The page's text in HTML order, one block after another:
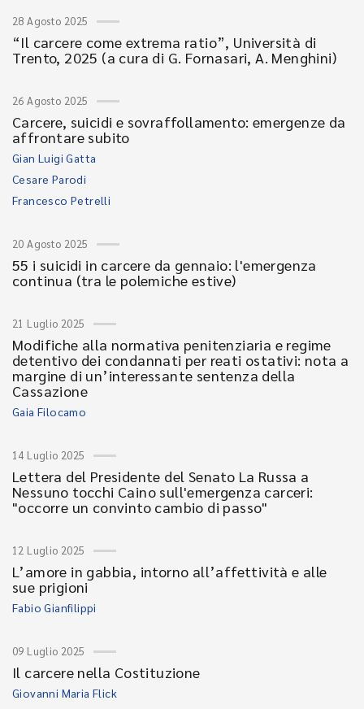
28 Agosto 2025
“Il carcere come extrema ratio”, Università di
Trento, 2025 (a cura di G. Fornasari, A. Menghini)
26 Agosto 2025
Carcere, suicidi e sovraffollamento: emergenze da
affrontare subito
Gian Luigi Gatta
Cesare Parodi
Francesco Petrelli
20 Agosto 2025
55 i suicidi in carcere da gennaio: l'emergenza
continua (tra le polemiche estive)
21 Luglio 2025
Modifiche alla normativa penitenziaria e regime
detentivo dei condannati per reati ostativi: nota a
margine di un’interessante sentenza della
Cassazione
Gaia Filocamo
14 Luglio 2025
Lettera del Presidente del Senato La Russa a
Nessuno tocchi Caino sull'emergenza carceri:
"occorre un convinto cambio di passo"
12 Luglio 2025
L’amore in gabbia, intorno all’affettività e alle
sue prigioni
Fabio Gianfilippi
09 Luglio 2025
Il carcere nella Costituzione
Giovanni Maria Flick